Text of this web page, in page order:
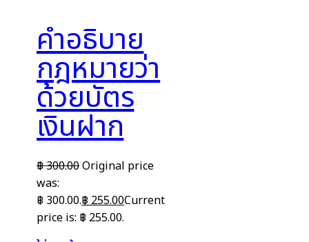
คำอธิบาย
กฎหมายว่า
ด้วยบัตร
เงินฝาก
฿300.00Original price
was:
฿ 300.00.฿255.00Current
price is: ฿ 255.00.